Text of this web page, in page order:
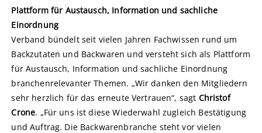
Plattform für Austausch, Information und sachliche
Einordnung
Verband bündelt seit vielen Jahren Fachwissen rund um
Backzutaten und Backwaren und versteht sich als Plattform
für Austausch, Information und sachliche Einordnung
branchenrelevanter Themen. „Wir danken den Mitgliedern
sehr herzlich für das erneute Vertrauen“, sagt Christof
Crone. „Für uns ist diese Wiederwahl zugleich Bestätigung
und Auftrag. Die Backwarenbranche steht vor vielen